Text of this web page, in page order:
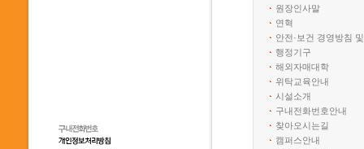
원장인사말
연혁
안전·보건 경영방침
행정기구
해외자매대학
위탁교육안내
시설소개
구내전화번호안내
찾아오시는길
캠퍼스안내